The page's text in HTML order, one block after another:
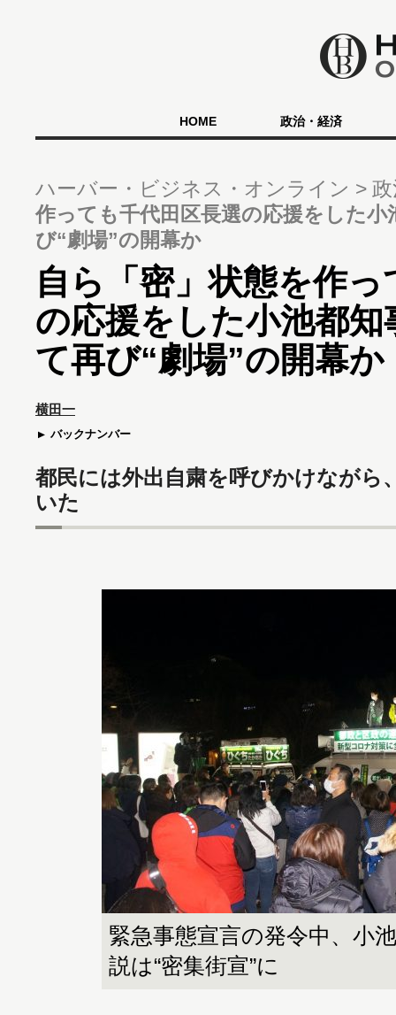
HOME 政治・経済
ハーバー・ビジネス・オンライン
作っても千代田区長選の応援をした
び“劇場”の開幕か
自ら「密」状態を作
の応援をした小池都
て再び“劇場”の開幕か
横田一
バックナンバー
都民には外出自粛を呼びかけながら
いた
緊急事態宣言の発令中、小
説は“密集街宣”に